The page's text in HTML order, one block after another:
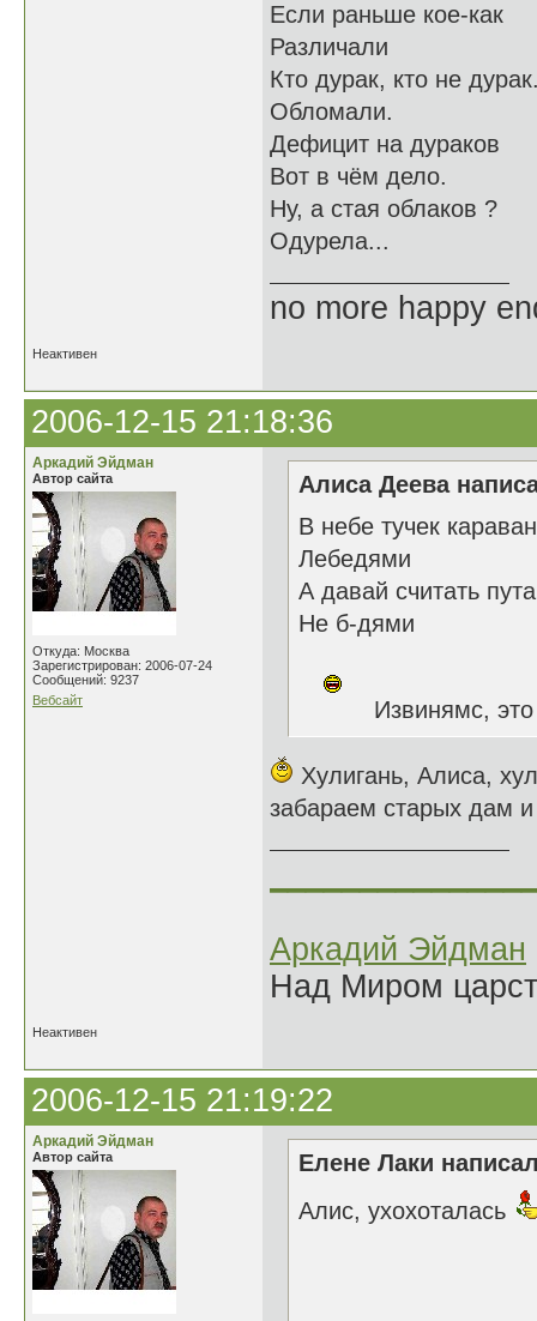
Если раньше кое-как
Различали
Кто дурак, кто не
Обломали.
Дефицит на дураков
Вот в чём дело.
Ну, а стая облаков ?
Одурела...
no more happy
Неактивен
2006-12-15 21:18:36
Аркадий Эйдман
Автор сайта
Откуда: Москва
Зарегистрирован: 2006-07-24
Сообщений: 9237
Вебсайт
Алиса Деева
В небе тучек караван
Лебедями
А давай считать
Не б-дями
Извинямс,
Хулигань, Алиса,
забараем старых дам
Аркадий Эйдман
Над Миром
Неактивен
2006-12-15 21:19:22
Аркадий Эйдман
Автор сайта
Елене Лаки
Алис, ухохоталась